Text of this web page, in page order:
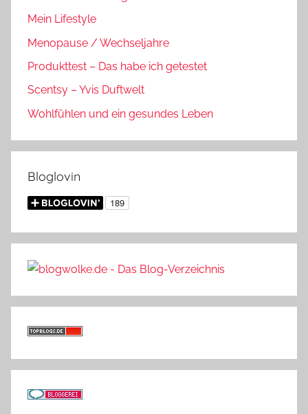
Mein Lifestyle
Menopause / Wechseljahre
Produkttest – Das habe ich getestet
Scentsy – Yvis Duftwelt
Wohlfühlen und ein gesundes Leben
Bloglovin